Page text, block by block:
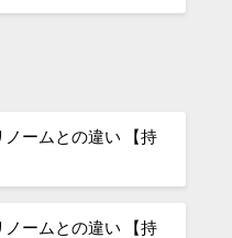
ノームとの違い 【持
ノームとの違い 【持